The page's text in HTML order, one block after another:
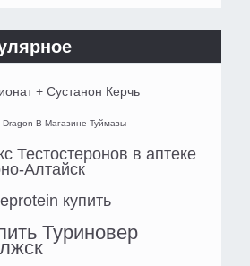
+ Сустанон Керчь
Dragon В Магазине Туймазы
Тестостеронов в аптеке
Алтайск
купить
Туриновер